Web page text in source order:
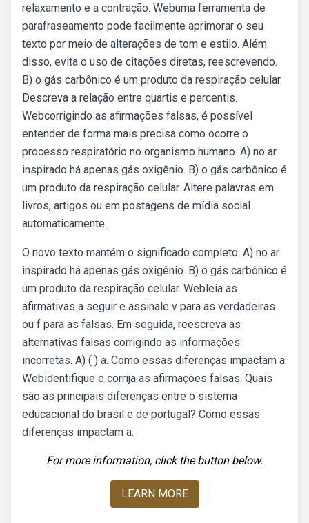
relaxamento e a contração. Webuma ferramenta de
parafraseamento pode facilmente aprimorar o seu
texto por meio de alterações de tom e estilo. Além
disso, evita o uso de citações diretas, reescrevendo.
B) o gás carbônico é um produto da respiração celular.
Descreva a relação entre quartis e percentis.
Webcorrigindo as afirmações falsas, é possível
entender de forma mais precisa como ocorre o
processo respiratório no organismo humano. A) no ar
inspirado há apenas gás oxigênio. B) o gás carbônico é
um produto da respiração celular. Altere palavras em
livros, artigos ou em postagens de mídia social
automaticamente.
O novo texto mantém o significado completo. A) no ar
inspirado há apenas gás oxigênio. B) o gás carbônico é
um produto da respiração celular. Webleia as
afirmativas a seguir e assinale v para as verdadeiras
ou f para as falsas. Em seguida, reescreva as
alternativas falsas corrigindo as informações
incorretas. A) ( ) a. Como essas diferenças impactam a.
Webidentifique e corrija as afirmações falsas. Quais
são as principais diferenças entre o sistema
educacional do brasil e de portugal? Como essas
diferenças impactam a.
For more information, click the button below.
LEARN MORE